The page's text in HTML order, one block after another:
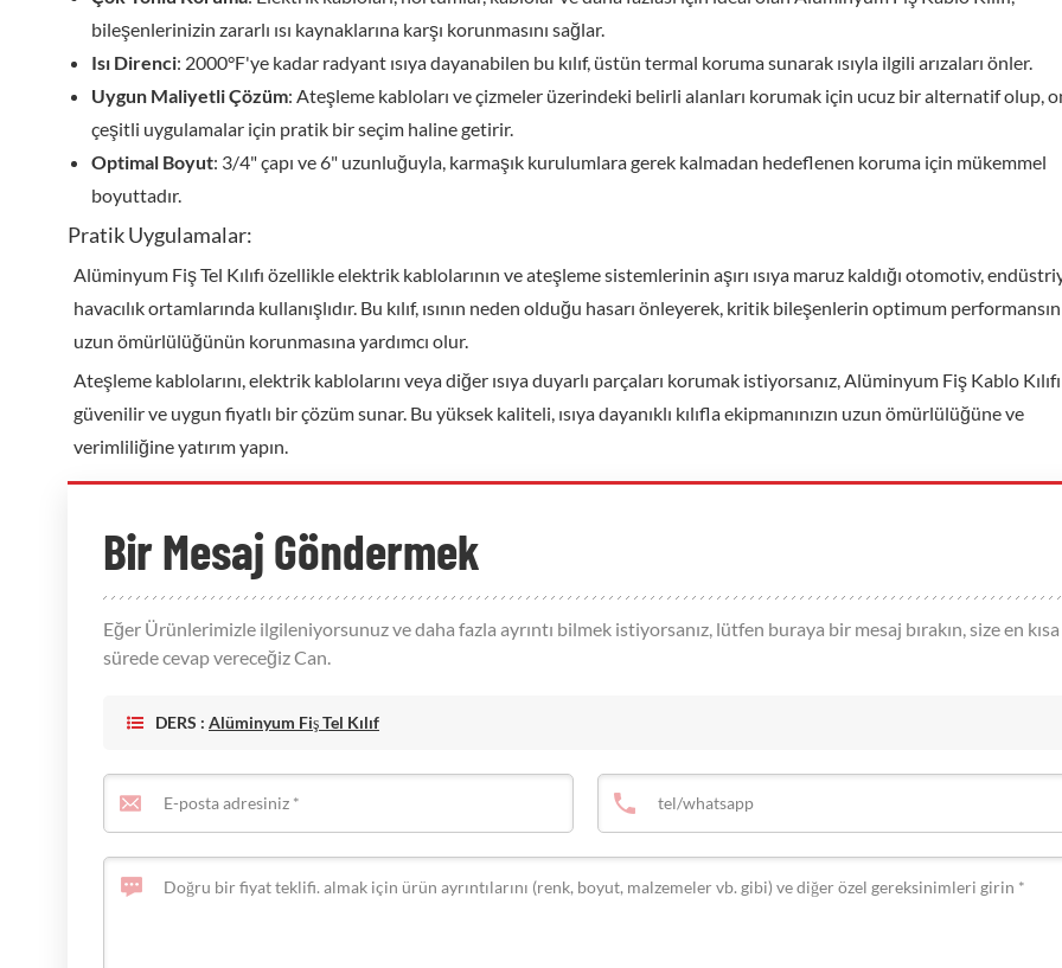
bileşenlerinizin zararlı ısı kaynaklarına karşı korunmasını sağlar.
Isı Direnci: 2000°F'ye kadar radyant ısıya dayanabilen bu kılıf, üstün termal koruma sunarak ısıyla ilgili arızaları önler.
Uygun Maliyetli Çözüm: Ateşleme kabloları ve çizmeler üzerindeki belirli alanları korumak için ucuz bir alternatif olup,
çeşitli uygulamalar için pratik bir seçim haline getirir.
Optimal Boyut: 3/4" çapı ve 6" uzunluğuyla, karmaşık kurulumlara gerek kalmadan hedeflenen koruma için mükemmel
boyuttadır.
Pratik Uygulamalar:
Alüminyum Fiş Tel Kılıfı özellikle elektrik kablolarının ve ateşleme sistemlerinin aşırı ısıya maruz kaldığı otomotiv,
havacılık ortamlarında kullanışlıdır. Bu kılıf, ısının neden olduğu hasarı önleyerek, kritik bileşenlerin optimum
uzun ömürlülüğünün korunmasına yardımcı olur.
Ateşleme kablolarını, elektrik kablolarını veya diğer ısıya duyarlı parçaları korumak istiyorsanız, Alüminyum Fiş Kablo Kılıfı
güvenilir ve uygun fiyatlı bir çözüm sunar. Bu yüksek kaliteli, ısıya dayanıklı kılıfla ekipmanınızın uzun ömürlülüğüne ve
verimliliğine yatırım yapın.
Bir Mesaj Göndermek
Eğer Ürünlerimizle ilgileniyorsunuz ve daha fazla ayrıntı bilmek istiyorsanız, lütfen buraya bir mesaj bırakın, size en kısa
sürede cevap vereceğiz Can.
DERS : Alüminyum Fiş Tel Kılıf